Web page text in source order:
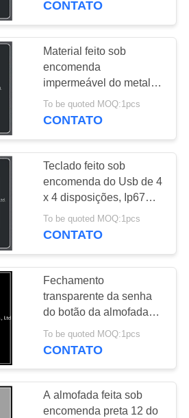
numérico
34
numérico
numérico
encaixado
15
CONTATO
Material feito sob
encomenda
impermeável do metal
da almofada do teclado
para o acesso da
To be quoted MOQ:1pcs
CONTATO
Teclado feito sob
encomenda do Usb de 4
x 4 disposições, Ip67
teclado numérico chave
da classe 16
To be quoted MOQ:1pcs
CONTATO
Fechamento
transparente da senha
do botão da almofada
feita sob encomenda
liga de zinco do teclado
To be quoted MOQ:1pcs
CONTATO
A almofada feita sob
encomenda preta 12 do